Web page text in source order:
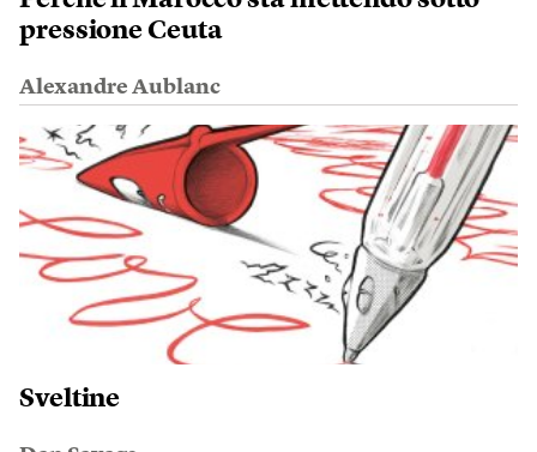
pressione Ceuta
Alexandre Aublanc
Sveltine